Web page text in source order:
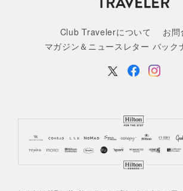
Club Travelerについて
お問
マガジン＆ニュースレター バック